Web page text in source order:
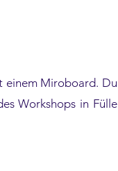
einem Miroboard. Du
Workshops in Fülle